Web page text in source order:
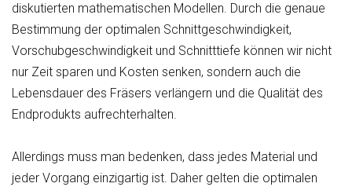
diskutierten mathematischen Modellen. Durch die genaue
Bestimmung der optimalen Schnittgeschwindigkeit,
Vorschubgeschwindigkeit und Schnitttiefe können wir nicht
nur Zeit sparen und Kosten senken, sondern auch die
Lebensdauer des Fräsers verlängern und die Qualität des
Endprodukts aufrechterhalten.
Allerdings muss man bedenken, dass jedes Material und
jeder Vorgang einzigartig ist. Daher gelten die optimalen